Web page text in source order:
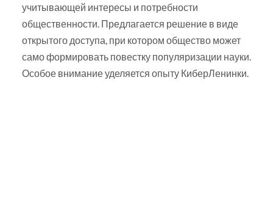
учитывающей интересы и потребности
общественности. Предлагается решение в виде
открытого доступа, при котором общество может
само формировать повестку популяризации науки.
Особое внимание уделяется опыту КиберЛенинки.